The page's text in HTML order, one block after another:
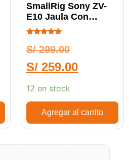
SmallRig Sony ZV-
E10 Jaula Con
Cuerpo Body Rig
Con Grip 3538B
5.00
de 5
S/299.00
S/ 259.00
12 en stock
Agregar al carrito